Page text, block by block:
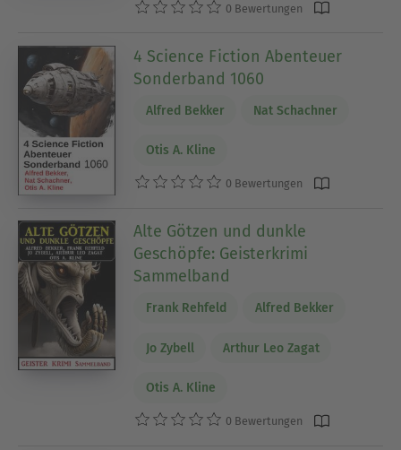
0 Bewertungen
4 Science Fiction Abenteuer
Sonderband 1060
Alfred Bekker Nat Schachner
Otis A. Kline
0 Bewertungen
Alte Götzen und dunkle
Geschöpfe: Geisterkrimi
Sammelband
Frank Rehfeld Alfred Bekker
Jo Zybell Arthur Leo Zagat
Otis A. Kline
0 Bewertungen